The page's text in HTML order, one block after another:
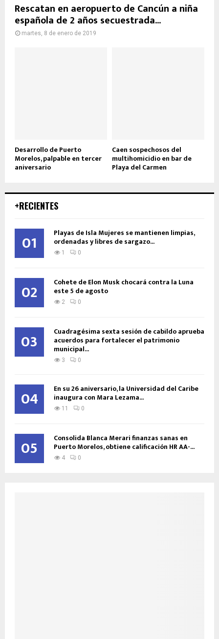
Rescatan en aeropuerto de Cancún a niña
española de 2 años secuestrada...
martes, 8 de enero de 2019
Desarrollo de Puerto
Morelos, palpable en tercer
aniversario
Caen sospechosos del
multihomicidio en bar de
Playa del Carmen
+RECIENTES
01 Playas de Isla Mujeres se mantienen limpias,
ordenadas y libres de sargazo...
1 0
02 Cohete de Elon Musk chocará contra la Luna
este 5 de agosto
2 0
03 Cuadragésima sexta sesión de cabildo aprueba
acuerdos para fortalecer el patrimonio
municipal...
3 0
04 En su 26 aniversario, la Universidad del Caribe
inaugura con Mara Lezama...
11 0
05 Consolida Blanca Merari finanzas sanas en
Puerto Morelos, obtiene calificación HR AA-...
4 0